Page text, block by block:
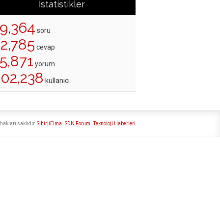
İstatistikler
soru
cevap
yorum
kullanıcı
SihirliElma SDN Forum Teknoloji Haberleri
saklıdır